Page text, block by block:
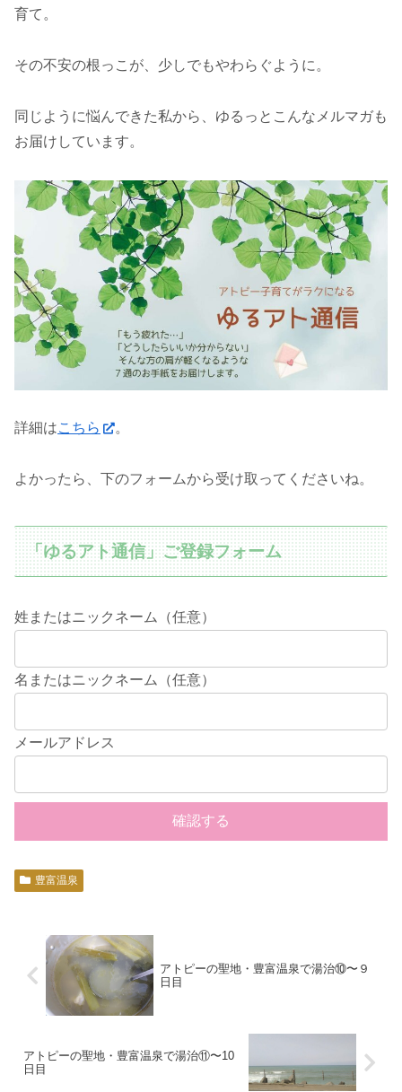
育て。
その不安の根っこが、少しでもやわらぐように。
同じように悩んできた私から、ゆるっとこんなメルマガも
お届けしています。
詳細はこちら 。
よかったら、下のフォームから受け取ってくださいね。
「ゆるアト通信」ご登録フォーム
姓またはニックネーム（任意）
名またはニックネーム（任意）
メールアドレス
豊富温泉
アトピーの聖地・豊富温泉で湯治⑩〜９
日目
アトピーの聖地・豊富温泉で湯治⑪〜10
日目